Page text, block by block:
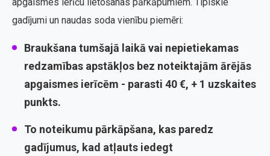
gadījumi un naudas soda vienību piemēri:
Braukšana tumšajā laikā vai nepietiekamas
redzamības apstākļos bez noteiktajām ārējās
apgaismes ierīcēm - parasti 40 €, + 1 uzskaites
punkts.
To noteikumu pārkāpšana, kas paredz
gadījumus, kad atļauts iedegt